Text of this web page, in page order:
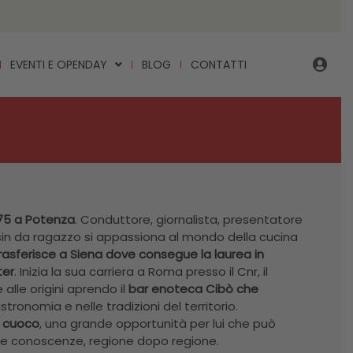
EVENTI E OPENDAY BLOG CONTATTI
a Potenza. Conduttore, giornalista, presentatore
da ragazzo si appassiona al mondo della cucina
a Siena dove consegue la laurea in
. Inizia la sua carriera a Roma presso il Cnr, il
alle origini aprendo il bar enoteca Cibò che
e nelle tradizioni del territorio.
cuoco, una grande opportunità per lui che può
conoscenze, regione dopo regione.